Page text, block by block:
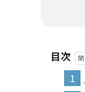
目次
1